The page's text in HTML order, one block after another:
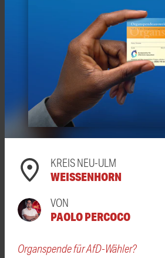
KREIS NEU-ULM
WEISSENHORN
VON
PAOLO PERCOCO
Organspende für AfD-Wähler?